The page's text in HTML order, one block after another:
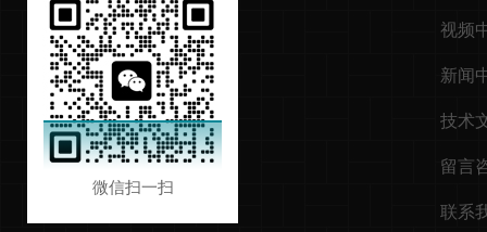
微信扫一扫
视频
新闻
技术
留言
联系